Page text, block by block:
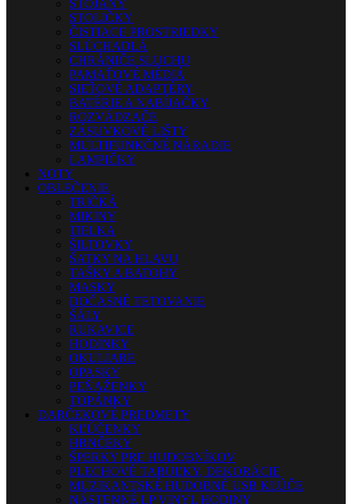
STOJANY
STOLIČKY
ČISTIACE PROSTRIEDKY
SLÚCHADLÁ
CHRÁNIČE SLUCHU
PAMÄŤOVÉ MÉDIÁ
SIEŤOVÉ ADAPTÉRY
BATÉRIE A NABÍJAČKY
ROZVÁDZAČE
ZÁSUVKOVÉ LIŠTY
MULTIFUNKČNÉ NÁRADIE
LAMPIČKY
NOTY
OBLEČENIE
TRIČKÁ
MIKINY
TIELKA
ŠILTOVKY
ŠATKY NA HLAVU
TAŠKY A BATOHY
MASKY
DOČASNÉ TETOVANIE
ŠÁLY
RUKAVICE
HODINKY
OKULIARE
OPASKY
PEŇAŽENKY
TOPÁNKY
DARČEKOVÉ PREDMETY
KĽÚČENKY
HRNČEKY
ŠPERKY PRE HUDOBNÍKOV
PLECHOVÉ TABUĽKY, DEKORÁCIE
MUZIKANTSKÉ HUDOBNÉ USB KĽÚČE
NÁSTENNÉ LP VINYL HODINY